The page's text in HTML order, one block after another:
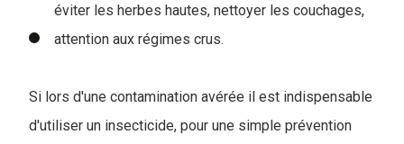
éviter les herbes hautes, nettoyer les couchages,
attention aux régimes crus.
Si lors d'une contamination avérée il est indispensable
d'utiliser un insecticide, pour une simple prévention